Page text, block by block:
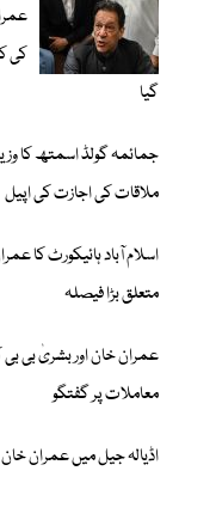
کی
گیا
جمائمہ گولڈ اسمتھ کا
ملاقات کی اجازت کی اپیل
اسلام آباد ہائیکورٹ کا
متعلق بڑا فیصلہ
عمران خان اور بشریٰ بی
معاملات پر گفتگو
اڈیالہ جیل میں عمران